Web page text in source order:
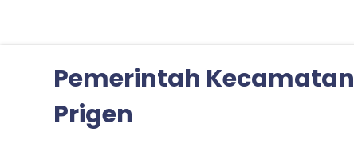
Pemerintah Kecamatan
Prigen